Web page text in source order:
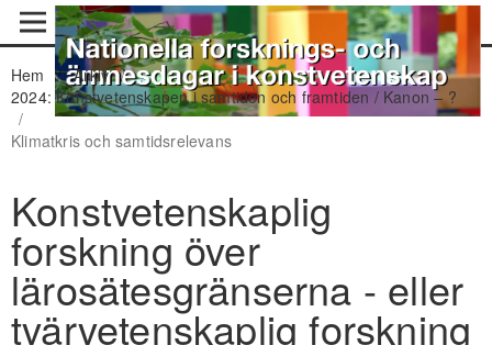
Hem / Arkiv /
2024: Konstvetenskapen i samtiden och framtiden / Kanon – ?
/
Klimatkris och samtidsrelevans
Konstvetenskaplig
forskning över
lärosätesgränserna - eller
tvärvetenskaplig forskning